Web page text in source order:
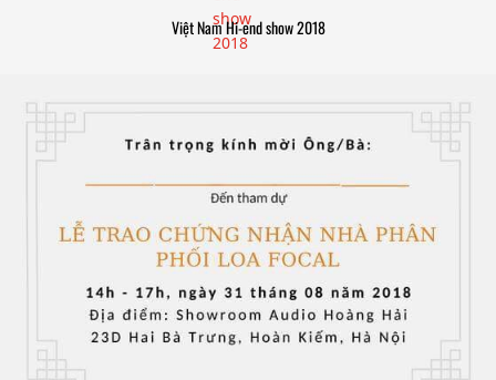
Việt Nam Hi-end show 2018